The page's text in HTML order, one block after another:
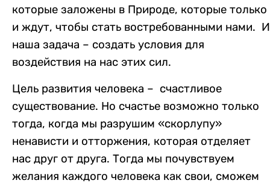
которые заложены в Природе, которые только
и ждут, чтобы стать востребованными нами. И
наша задача – создать условия для
воздействия на нас этих сил.
Цель развития человека – счастливое
существование. Но счастье возможно только
тогда, когда мы разрушим «скорлупу»
ненависти и отторжения, которая отделяет
нас друг от друга. Тогда мы почувствуем
желания каждого человека как свои, сможем